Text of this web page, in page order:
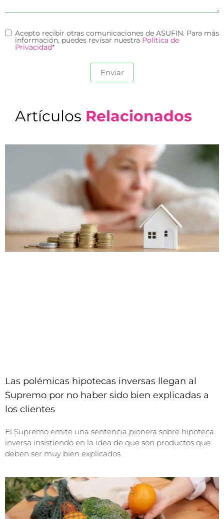
Acepto recibir otras comunicaciones de ASUFIN. Para más
información, puedes revisar nuestra Política de
Privacidad*
Artículos Relacionados
Las polémicas hipotecas inversas llegan al
Supremo por no haber sido bien explicadas a
los clientes
El Supremo emite una sentencia pionera sobre hipoteca
inversa insistiendo en la idea de que son productos que
deben ser muy bien explicados